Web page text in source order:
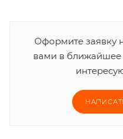
Оформите заявку
вами в ближайшее